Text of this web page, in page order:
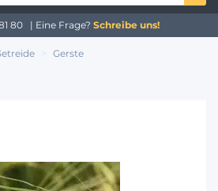
80 | Eine Frage? Schreibe uns!
Gerste